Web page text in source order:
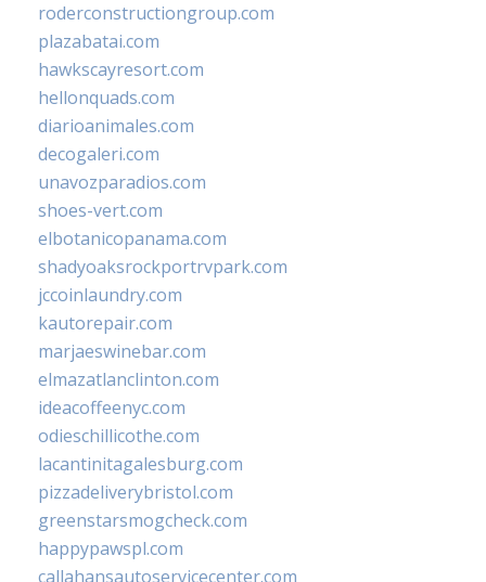
roderconstructiongroup.com
plazabatai.com
hawkscayresort.com
hellonquads.com
diarioanimales.com
decogaleri.com
unavozparadios.com
shoes-vert.com
elbotanicopanama.com
shadyoaksrockportrvpark.com
jccoinlaundry.com
kautorepair.com
marjaeswinebar.com
elmazatlanclinton.com
ideacoffeenyc.com
odieschillicothe.com
lacantinitagalesburg.com
pizzadeliverybristol.com
greenstarsmogcheck.com
happypawspl.com
callahansautoservicecenter.com